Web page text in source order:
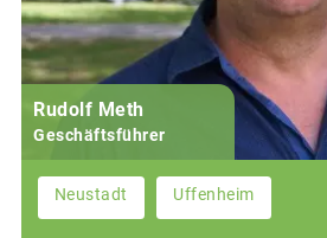
Rudolf Meth
Geschäftsführer
Neustadt Uffenheim